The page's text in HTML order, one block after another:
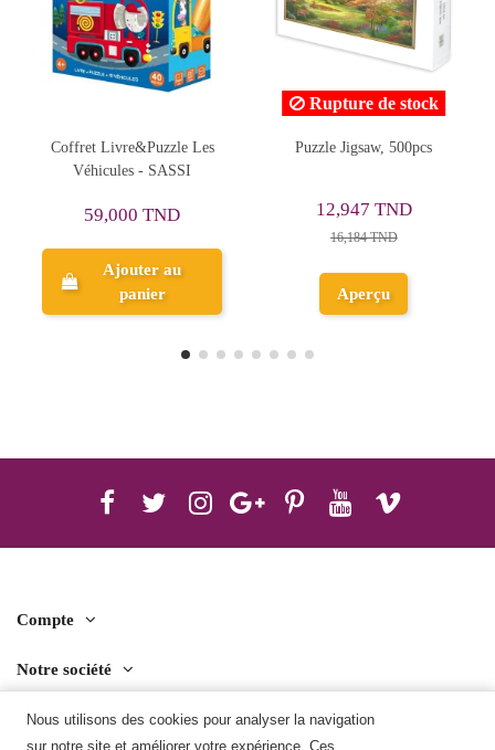
Nous utilisons des cookies pour analyser la navigation
sur notre site et améliorer votre expérience. Ces
Puzzle Jigsaw, 500pcs
12,947 TND
Aperçu
Puzzle Trefl 2x24 Viacom
19,906 TND
24,883 TND
Ajouter au
panier
Compte
Notre société
Contact us